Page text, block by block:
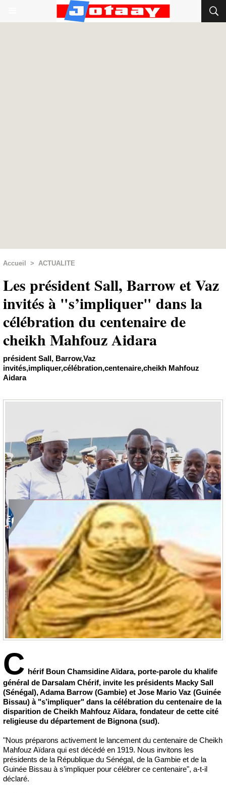
Accueil > ACTUALITE
Les président Sall, Barrow et Vaz
invités à "s’impliquer" dans la
célébration du centenaire de
cheikh Mahfouz Aidara
président Sall, Barrow,Vaz
invités,impliquer,célébration,centenaire,cheikh Mahfouz
Aidara
C hérif Boun Chamsidine Aïdara, porte-parole du khalife
général de Darsalam Chérif, invite les présidents Macky Sall
(Sénégal), Adama Barrow (Gambie) et Jose Mario Vaz (Guinée
Bissau) à "s’impliquer" dans la célébration du centenaire de la
disparition de Cheikh Mahfouz Aïdara, fondateur de cette cité
religieuse du département de Bignona (sud).
"Nous préparons activement le lancement du centenaire de Cheikh
Mahfouz Aïdara qui est décédé en 1919. Nous invitons les
présidents de la République du Sénégal, de la Gambie et de la
Guinée Bissau à s’impliquer pour célébrer ce centenaire", a-t-il
déclaré.